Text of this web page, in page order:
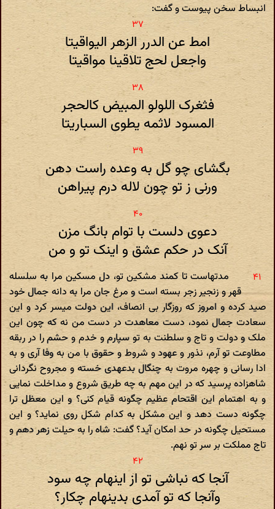
انبساط سخن پیوست و گفت:
امط عن الدرر الزهر الیواقیتا
واجعل لحج تلاقینا مواقیتا
فثغرک اللولو المبیض کالحجر
المسود لاثمه یطوی السباریتا
بگشای چو گل به وعده راست دهن
ورنی ز تو چون لاله درم پیراهن
دعوی دلست با توام بانگ مزن
آنک در حکم عشق و اینک تو و من
مدتهاست تا کمند مشکین تو، دل مسکین مرا به سلسله
قهر و زنجیر زجر بسته است و مرغ جان مرا به دانه جمال خود
صید کرده و امروز که روزگار بی انصاف، این دولت میسر کرد و این
سعادت جمال نمود، دست معاهدت در دست من نه که چون این
ملک و دولت و تاج و سلطنت به تو سپارم و خدم و حشم را در ربقه
مطاوعت تو آرم، نذور و عهود و شروط و حقوق با من به وفا آری و به
ادا رسانی و چهره مروت به چنگال بدعهدی خسته و مجروح نگردانی
شاهزاده پرسید که در این مهم به چه طریق شروع و مداخلت نمایی
و به اهتمام این اقتحام عظیم چگونه قیام کنی؟ و این معظل ترا
چگونه دست دهد و این مشکل به کدام شکل روی نماید؟ و این
مستحیل چگونه در حد امکان آید؟ گفت: شاه را به حیلت زهر دهم و
تاج مملکت بر سر تو نهم.
آنجا که نباشی تو از اینهام چه سود
وآنجا که تو آمدی بدینهام چکار؟